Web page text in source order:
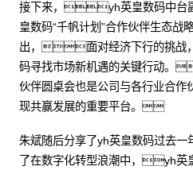
接下来，yh英皇数码中台
皇数码“千帆计划”合作伙伴生态
出，面对经济下行的挑战
码寻找市场新机遇的关键行动
伙伴圆桌会也是公司与各行业合
现共赢发展的重要平台。
朱斌随后分享了yh英皇数码过去
了在数字化转型浪潮中，yh英